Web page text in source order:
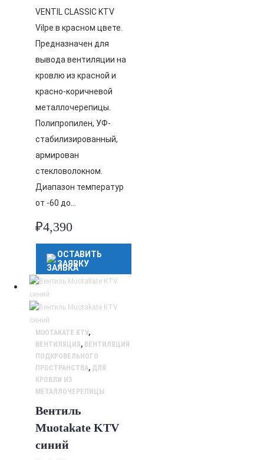
VENTIL CLASSIC KTV
Vilpe в красном цвете.
Предназначен для
вывода вентиляции на
кровлю из красной и
красно-коричневой
металлочерепицы.
Полипропилен, УФ-
стабилизированный,
армирован
стекловолокном.
Диапазон температур
от -60 до…
₽4,390
ОСТАВИТЬ
ЗАЯВКУ
MUOTAKATE KTV,
ВЕНТИЛЯЦИЯ , ВЕНТИЛЯЦИЯ
ПОДКРОВЕЛЬНОГО
ПРОСТРАНСТВА, ДЛЯ
КРОВЛИ ИЗ
МЕТАЛЛОЧЕРЕПИЦЫ
Вентиль
Muotakate KTV
синий